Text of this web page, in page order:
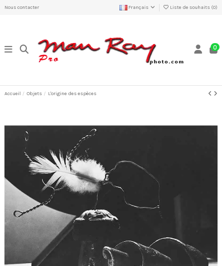
Nous contacter Français Liste de souhaits (0)
0
Accueil Objets L'origine des espèces